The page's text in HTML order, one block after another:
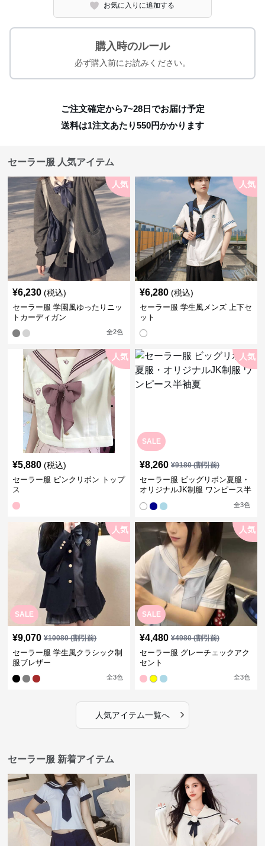
お気に入りに追加する
購入時のルール
必ず購入前にお読みください。
ご注文確定から7~28日でお届け予定
送料は1注文あたり550円かかります
セーラー服 人気アイテム
人気
¥6,230 (税込)
セーラー服 学園風ゆったりニッ
トカーディガン
全2色
人気
¥6,280 (税込)
セーラー服 学生風メンズ 上下セ
ット
人気
¥5,880 (税込)
セーラー服 ピンクリボン トップ
ス
SALE
人気
¥8,260 ¥9180(割引前)
セーラー服 ビッグリボン夏服・
オリジナルJK制服 ワンピース半
全3色
SALE
人気
¥9,070 ¥10080(割引前)
セーラー服 学生風クラシック制
服ブレザー
全3色
SALE
人気
¥4,480 ¥4980(割引前)
セーラー服 グレーチェックアク
セント
全3色
人気アイテム一覧へ ›
セーラー服 新着アイテム